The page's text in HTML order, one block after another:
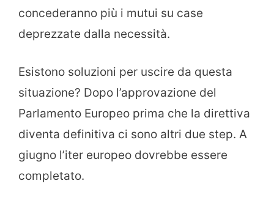
concederanno più i mutui su case
deprezzate dalla necessità.
Esistono soluzioni per uscire da questa
situazione? Dopo l’approvazione del
Parlamento Europeo prima che la direttiva
diventa definitiva ci sono altri due step. A
giugno l’iter europeo dovrebbe essere
completato.